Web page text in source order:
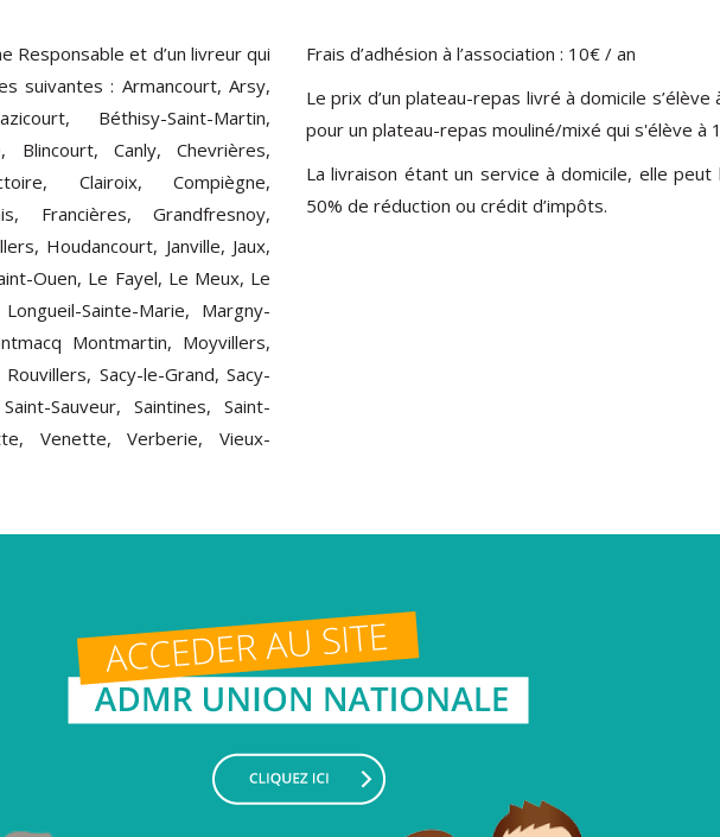
Responsable et d’un livreur qui
suivantes : Armancourt, Arsy,
Béthisy-Saint-Martin,
Blincourt, Canly, Chevrières,
Clairoix, Compiègne,
Francières, Grandfresnoy,
Houdancourt, Janville, Jaux,
Ouen, Le Fayel, Le Meux, Le
Sainte-Marie, Margny-
Montmartin, Moyvillers,
Sacy-le-Grand, Sacy-
Sauveur, Saintines, Saint-
Venette, Verberie, Vieux-
Frais d’adhésion à l’association : 10€ / an
Le prix d’un plateau-repas livré à domicile s’élève
pour un plateau-repas mouliné/mixé qui s'élève à
La livraison étant un service à domicile, elle peut
50% de réduction ou crédit d’impôts.